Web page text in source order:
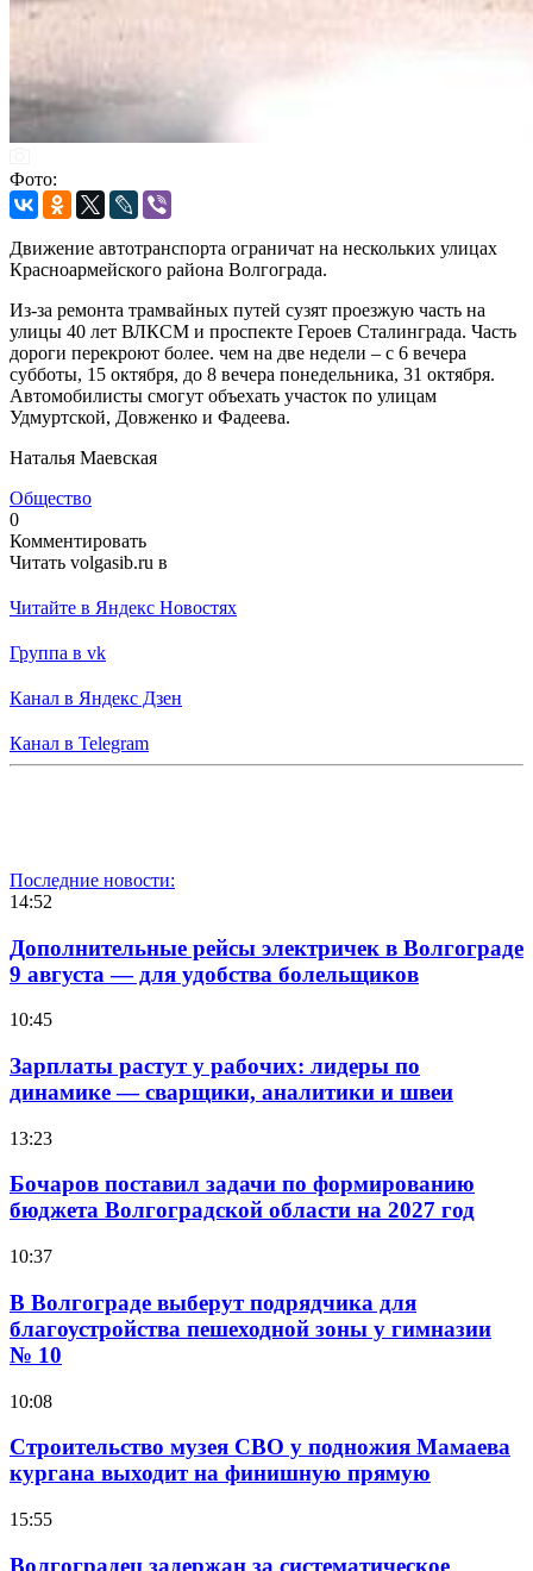
Фото:
Движение автотранспорта ограничат на нескольких улицах
Красноармейского района Волгограда.
Из-за ремонта трамвайных путей сузят проезжую часть на
улицы 40 лет ВЛКСМ и проспекте Героев Сталинграда. Часть
дороги перекроют более. чем на две недели – с 6 вечера
субботы, 15 октября, до 8 вечера понедельника, 31 октября.
Автомобилисты смогут объехать участок по улицам
Удмуртской, Довженко и Фадеева.
Наталья Маевская
Общество
0
Комментировать
Читать volgasib.ru в
Читайте в Яндекс Новостях
Группа в vk
Канал в Яндекс Дзен
Канал в Telegram
Последние новости:
14:52
Дополнительные рейсы электричек в Волгограде
9 августа — для удобства болельщиков
10:45
Зарплаты растут у рабочих: лидеры по
динамике — сварщики, аналитики и швеи
13:23
Бочаров поставил задачи по формированию
бюджета Волгоградской области на 2027 год
10:37
В Волгограде выберут подрядчика для
благоустройства пешеходной зоны у гимназии
№ 10
10:08
Строительство музея СВО у подножия Мамаева
кургана выходит на финишную прямую
15:55
Волгоградец задержан за систематическое